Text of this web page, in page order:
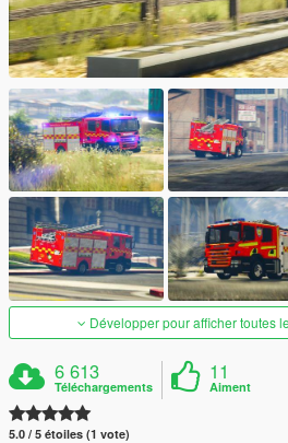
Développer pour afficher toutes
6 613
Téléchargements
11
Aiment
5.0 / 5 étoiles (1 vote)